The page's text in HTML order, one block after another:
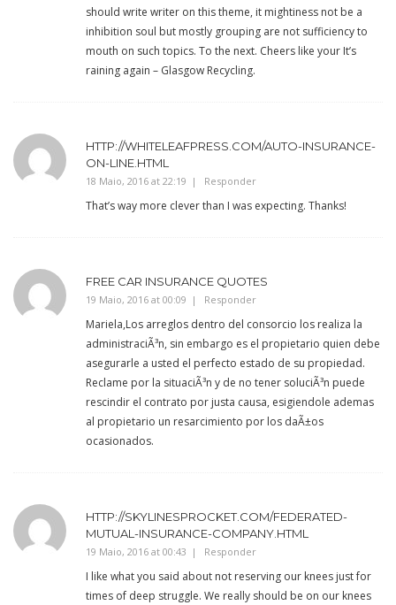
should write writer on this theme, it mightiness not be a
inhibition soul but mostly grouping are not sufficiency to
mouth on such topics. To the next. Cheers like your It’s
raining again – Glasgow Recycling.
HTTP://WHITELEAFPRESS.COM/AUTO-INSURANCE-
ON-LINE.HTML
18 Maio, 2016 at 22:19 Responder
That’s way more clever than I was expecting. Thanks!
FREE CAR INSURANCE QUOTES
19 Maio, 2016 at 00:09 Responder
Mariela,Los arreglos dentro del consorcio los realiza la
administraciÃ³n, sin embargo es el propietario quien debe
asegurarle a usted el perfecto estado de su propiedad.
Reclame por la situaciÃ³n y de no tener soluciÃ³n puede
rescindir el contrato por justa causa, esigiendole ademas
al propietario un resarcimiento por los daÃ±os
ocasionados.
HTTP://SKYLINESPROCKET.COM/FEDERATED-
MUTUAL-INSURANCE-COMPANY.HTML
19 Maio, 2016 at 00:43 Responder
I like what you said about not reserving our knees just for
times of deep struggle. We really should be on our knees